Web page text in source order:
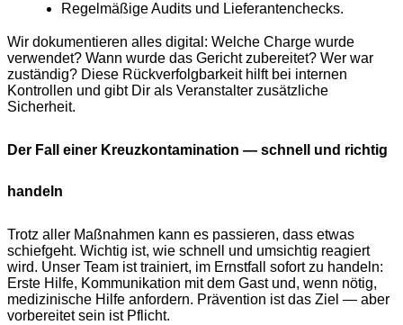
Regelmäßige Audits und Lieferantenchecks.
Wir dokumentieren alles digital: Welche Charge wurde
verwendet? Wann wurde das Gericht zubereitet? Wer war
zuständig? Diese Rückverfolgbarkeit hilft bei internen
Kontrollen und gibt Dir als Veranstalter zusätzliche
Sicherheit.
Der Fall einer Kreuzkontamination — schnell und richtig
handeln
Trotz aller Maßnahmen kann es passieren, dass etwas
schiefgeht. Wichtig ist, wie schnell und umsichtig reagiert
wird. Unser Team ist trainiert, im Ernstfall sofort zu handeln:
Erste Hilfe, Kommunikation mit dem Gast und, wenn nötig,
medizinische Hilfe anfordern. Prävention ist das Ziel — aber
vorbereitet sein ist Pflicht.